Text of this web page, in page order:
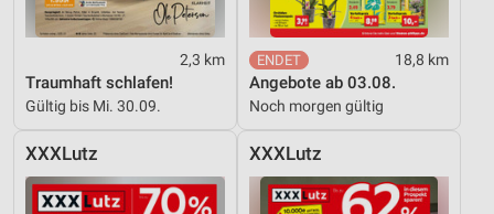
2,3 km
Traumhaft schlafen!
Gültig bis Mi. 30.09.
18,8 km
Angebote ab 03.08.
Noch morgen gültig
XXXLutz XXXLutz